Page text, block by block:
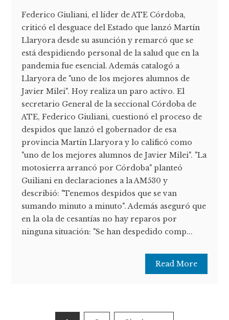
Federico Giuliani, el líder de ATE Córdoba,
criticó el desguace del Estado que lanzó Martín
Llaryora desde su asunción y remarcó que se
está despidiendo personal de la salud que en la
pandemia fue esencial. Además catalogó a
Llaryora de "uno de los mejores alumnos de
Javier Milei". Hoy realiza un paro activo. El
secretario General de la seccional Córdoba de
ATE, Federico Giuliani, cuestionó el proceso de
despidos que lanzó el gobernador de esa
provincia Martín Llaryora y lo calificó como
"uno de los mejores alumnos de Javier Milei". "La
motosierra arrancó por Córdoba" planteó
Guiliani en declaraciones a la AM530 y
describió: "Tenemos despidos que se van
sumando minuto a minuto". Además aseguró que
en la ola de cesantías no hay reparos por
ninguna situación: "Se han despedido comp...
Read More